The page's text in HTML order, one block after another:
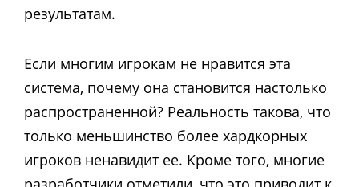
результатам.
Если многим игрокам не нравится эта
система, почему она становится настолько
распространенной? Реальность такова, что
только меньшинство более хардкорных
игроков ненавидит ее. Кроме того, многие